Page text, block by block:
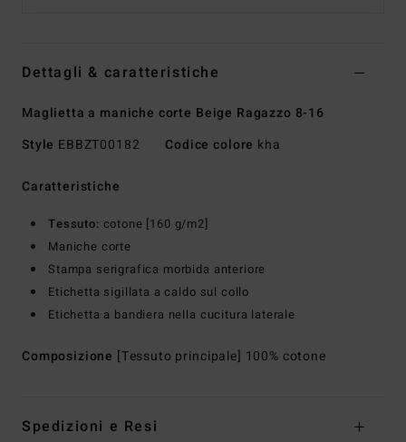
Dettagli & caratteristiche
Maglietta a maniche corte Beige Ragazzo 8-16
Style EBBZT00182 Codice colore kha
Caratteristiche
Tessuto: cotone [160 g/m2]
Maniche corte
Stampa serigrafica morbida anteriore
Etichetta sigillata a caldo sul collo
Etichetta a bandiera nella cucitura laterale
Composizione [Tessuto principale] 100% cotone
Spedizioni e Resi